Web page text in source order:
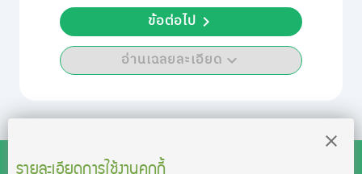
อ่านเฉลยละเอียด
ข้อต่อไป
รายละเอียดการใช้งานคุกกี้